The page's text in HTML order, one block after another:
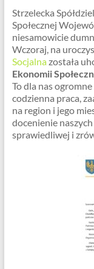
Strzelecka
Społecznej
niesamowicie
Wczoraj, na
Socjalnazostała
Ekonomii
To dla nas
codzienna praca,
na region i jego
docenienie
sprawiedliwej i